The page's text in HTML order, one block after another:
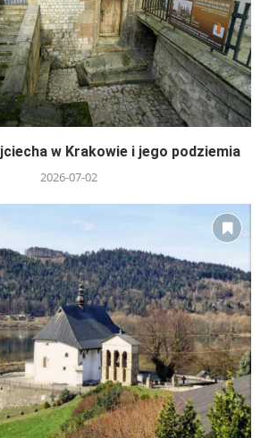
w Krakowie i jego podziemia
2026-07-02